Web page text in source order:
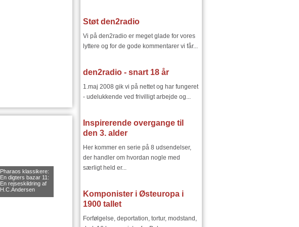
Pharaos klassikere:
En digters bazar 11:
En rejseskildring af
H.C.Andersen
Støt den2radio
Vi på den2radio er meget glade for vores
lyttere og for de gode kommentarer vi får...
den2radio - snart 18 år
1.maj 2008 gik vi på nettet og har fungeret
- udelukkende ved frivilligt arbejde og...
Inspirerende overgange til
den 3. alder
Her kommer en serie på 8 udsendelser,
der handler om hvordan nogle med
særligt held er...
Komponister i Østeuropa i
1900 tallet
Forfølgelse, deportation, tortur, modstand,